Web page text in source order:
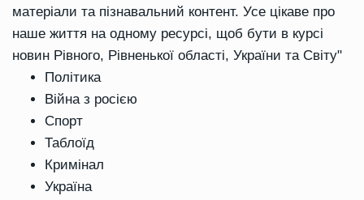
матеріали та пізнавальний контент. Усе цікаве про
наше життя на одному ресурсі, щоб бути в курсі
новин Рівного, Рівненької області, України та Світу"
Політика
Війна з росією
Спорт
Таблоїд
Кримінал
Україна